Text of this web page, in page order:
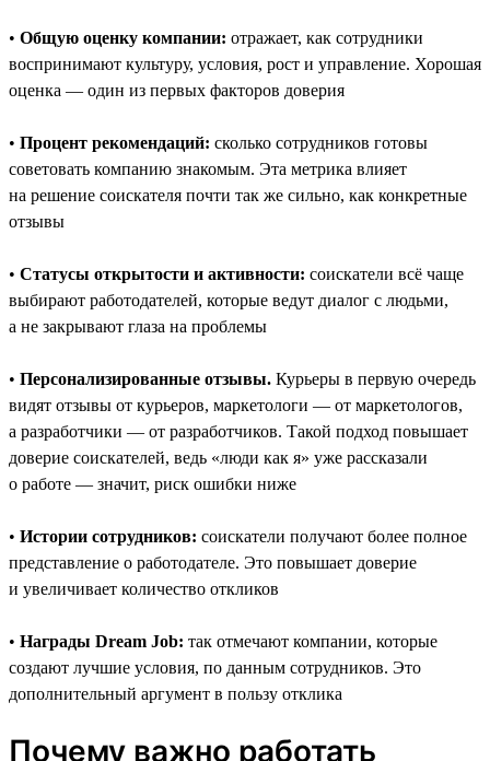
• Общую оценку компании: отражает, как сотрудники
воспринимают культуру, условия, рост и управление. Хорошая
оценка — один из первых факторов доверия
• Процент рекомендаций: сколько сотрудников готовы
советовать компанию знакомым. Эта метрика влияет
на решение соискателя почти так же сильно, как конкретные
отзывы
• Статусы открытости и активности: соискатели всё чаще
выбирают работодателей, которые ведут диалог с людьми,
а не закрывают глаза на проблемы
• Персонализированные отзывы. Курьеры в первую очередь
видят отзывы от курьеров, маркетологи — от маркетологов,
а разработчики — от разработчиков. Такой подход повышает
доверие соискателей, ведь «люди как я» уже рассказали
о работе — значит, риск ошибки ниже
• Истории сотрудников: соискатели получают более полное
представление о работодателе. Это повышает доверие
и увеличивает количество откликов
• Награды Dream Job: так отмечают компании, которые
создают лучшие условия, по данным сотрудников. Это
дополнительный аргумент в пользу отклика
Почему важно работать